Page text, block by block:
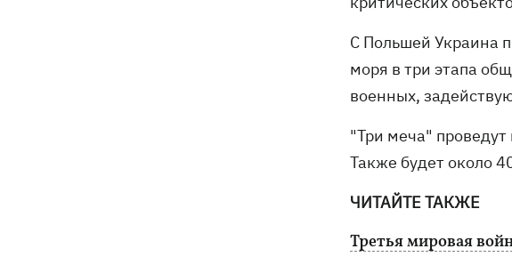
С Польшей Украина
моря в три этапа
военных,
"Три меча"
Также будет около
ЧИТАЙТЕ ТАКЖЕ
Третья мировая